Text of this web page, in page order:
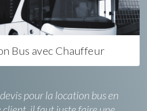
Bus avec Chauffeur
pour la location bus en